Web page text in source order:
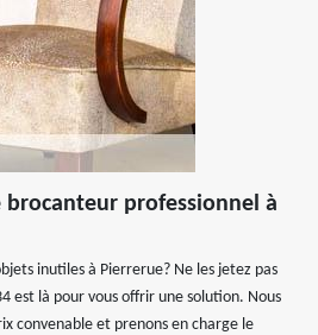
brocanteur professionnel à
inutiles à Pierrerue? Ne les jetez pas
est là pour vous offrir une solution. Nous
convenable et prenons en charge le